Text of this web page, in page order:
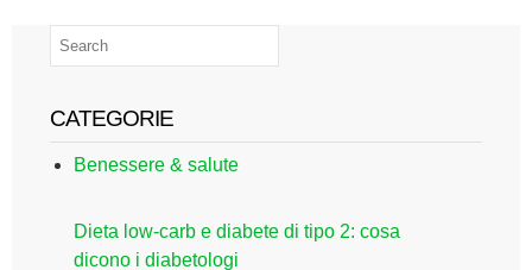
CATEGORIE
Benessere & salute
Dieta low-carb e diabete di tipo 2: cosa
dicono i diabetologi